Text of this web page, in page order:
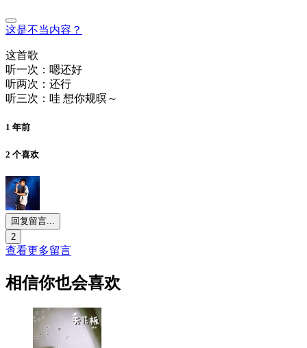
这是不当内容？
这首歌
听一次：嗯还好
听两次：还行
听三次：哇 想你规暝～
1 年前
2 个喜欢
回复留言...
2
查看更多留言
相信你也会喜欢